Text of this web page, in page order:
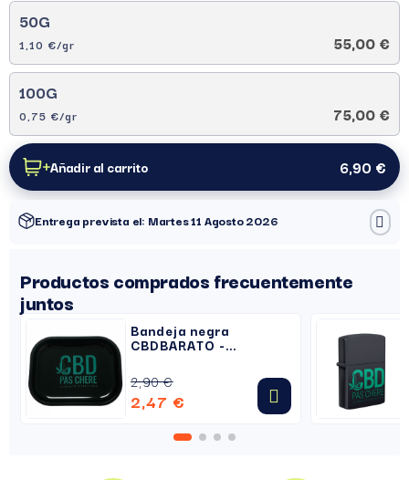
50G
1,10 €/gr 55,00 €
100G
0,75 €/gr 75,00 €
Añadir al carrito 6,90 €
Entrega prevista el: Martes 11 Agosto 2026
Productos comprados frecuentemente
juntos
Bandeja negra
CBDBARATO -
2,90 €
2,47 €